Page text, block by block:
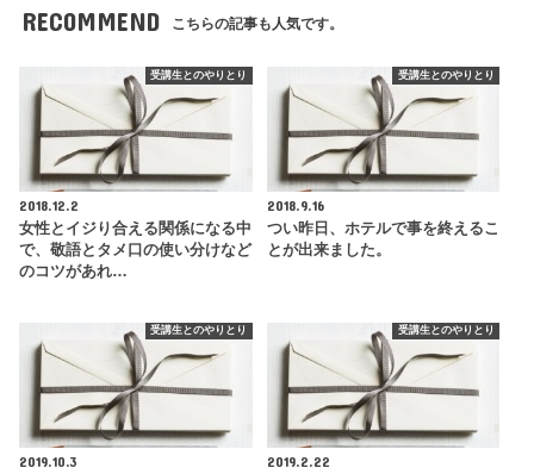
RECOMMEND こちらの記事も人気です。
受講生とのやりとり
2018.12.2
女性とイジり合える関係になる中
で、敬語とタメ口の使い分けなど
のコツがあれ…
受講生とのやりとり
2018.9.16
つい昨日、ホテルで事を終えるこ
とが出来ました。
受講生とのやりとり
2019.10.3
受講生とのやりとり
2019.2.22